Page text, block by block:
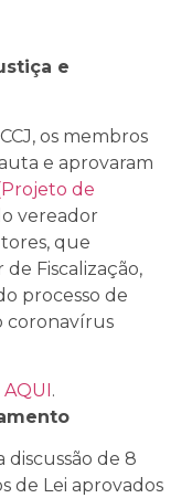
e
os membros
e aprovaram
de
vereador
que
Fiscalização,
processo de
coronavírus
AQUI.
discussão de 8
de Lei aprovados